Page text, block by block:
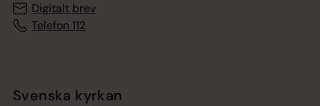
Digitalt brev
Telefon 112
Svenska kyrkan